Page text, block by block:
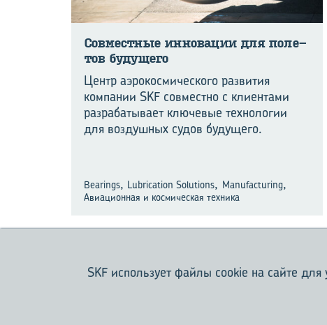
Сов­мест­ные ин­но­ва­ции для по­ле­
тов бу­ду­ще­го
Центр аэрокосмического развития
компании SKF совместно с клиентами
разрабатывает ключевые технологии
для воздушных судов будущего.
Bearings, Lubrication Solutions, Manufacturing,
Авиационная и космическая техника
SKF использует файлы cookie на сайте